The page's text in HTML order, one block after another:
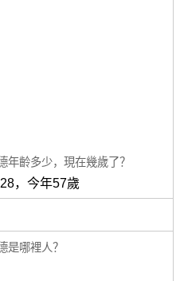
年齡多少，現在幾歲了？
，今年57歲
是哪裡人？